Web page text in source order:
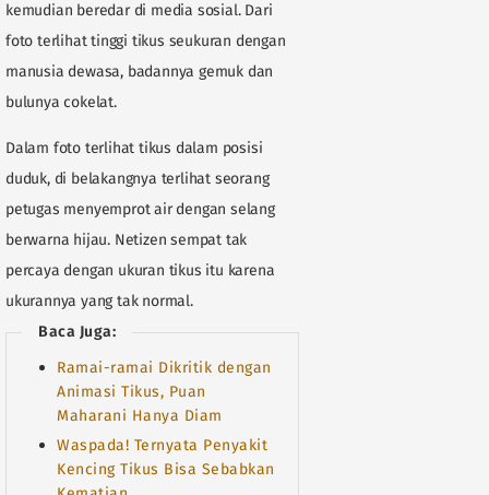
kemudian beredar di media sosial. Dari
foto terlihat tinggi tikus seukuran dengan
manusia dewasa, badannya gemuk dan
bulunya cokelat.
Dalam foto terlihat tikus dalam posisi
duduk, di belakangnya terlihat seorang
petugas menyemprot air dengan selang
berwarna hijau. Netizen sempat tak
percaya dengan ukuran tikus itu karena
ukurannya yang tak normal.
Baca Juga:
Ramai-ramai Dikritik dengan
Animasi Tikus, Puan
Maharani Hanya Diam
Waspada! Ternyata Penyakit
Kencing Tikus Bisa Sebabkan